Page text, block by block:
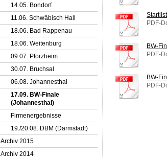
14.05. Bondorf
11.06. Schwäbisch Hall
18.06. Bad Rappenau
18.06. Weitenburg
09.07. Pforzheim
30.07. Bruchsal
06.08. Johannesthal
17.09. BW-Finale
(Johannesthal)
Firmenergebnisse
19./20.08. DBM (Darmstadt)
Archiv 2015
Archiv 2014
PDF-
BW-
PDF-
BW-
PDF-